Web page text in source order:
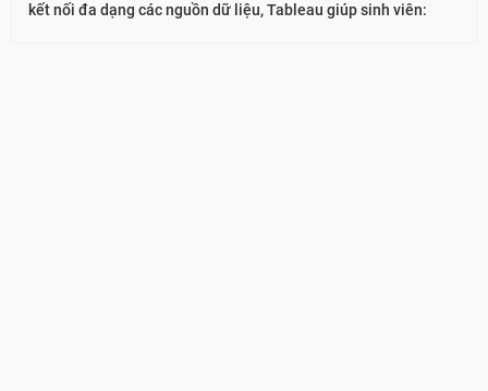
kết nối đa dạng các nguồn dữ liệu, Tableau giúp sinh viên: